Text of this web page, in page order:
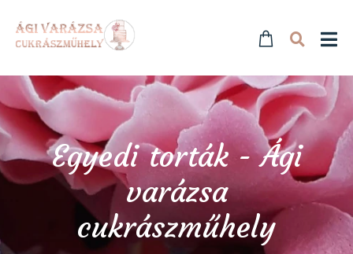
Egyedi torták - Ági
varázsa
cukrászműhely